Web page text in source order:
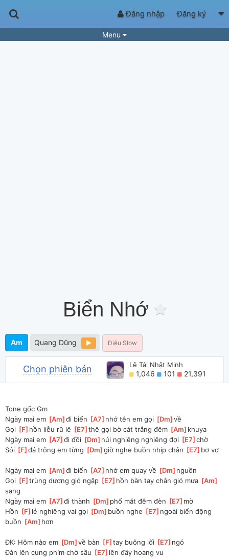
Đăng nhập Đăng ký
Menu
Biển Nhớ
Am Quang Dũng Điệu Slow
Chọn phiên bản Lê Tài Nhật Minh
1,046 101 21,391
Tone gốc Gm
Ngày mai em [Am ]
đi biển [A7 ]nhớ tên em gọi [Dm ]
về
Gọi [F ]hồn liễu rũ lê [E7 ]thê gọi bờ cát trắng đêm [Am ]khuya
Ngày mai em [A7 ]
đi đồi [Dm ]núi nghiêng nghiêng đợi [E7 ]
chờ
Sỏi [F ]
đá trông em từng [Dm ]
giờ nghe buồn nhịp chân [E7 ]bơ vơ
Ngày mai em [Am ]
đi biển [A7 ]nhớ em quay về [Dm ]nguồn
Gọi [F ]trùng dương gió ngập [E7 ]hồn bàn tay chắn gió mưa [Am
sang
Ngày mai em [A7 ]
đi thành [Dm ]phố mắt đêm đèn [E7 ]mờ
Hồn [F ]lẻ nghiêng vai gọi [Dm ]buồn nghe [E7 ]ngoài biển động
buồn [Am ]hơn
ĐK: Hôm nào em [Dm ]
về bàn [F ]tay buông lối [E7 ]ngỏ
Đàn lên cung phím chờ sầu [E7 ]lên đây hoang vu